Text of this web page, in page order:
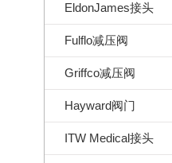
EldonJames接头
Fulflo减压阀
Griffco减压阀
Hayward阀门
ITW Medical接头